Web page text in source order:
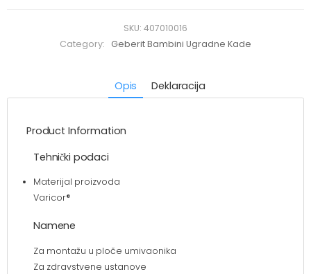
SKU: 407010016
Category:
Geberit Bambini Ugradne Kade
Opis Deklaracija
Product Information
Tehnički podaci
Materijal proizvoda
Varicor®
Namene
Za montažu u ploče umivaonika
Za zdravstvene ustanove